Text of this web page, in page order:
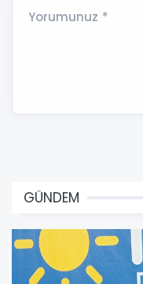
Yorumunuz *
GÜNDEM